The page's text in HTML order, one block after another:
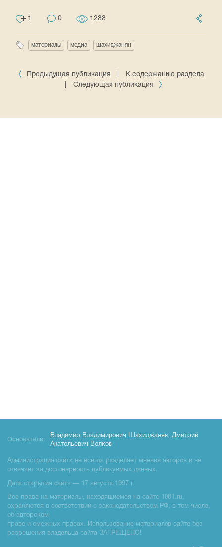
1 0 1288
материалы медиа шахиджанян
Предыдущая публикация
К содержанию раздела
Следующая публикация
Основатели:
Владимир Владимирович Шахиджанян, Дмитрий
Анатольевич Волков
Администрация сайта не всегда разделяет мнения авторов и не
отвечает за достоверность публикуемых данных.
Дата открытия сайта — 17 августа 1997 г.
Все права на материалы, находящиемся на сайте 1001.ru,
охраняются в соответствии с законодательством РФ, в том числе,
об авторском
праве и смежных правах. Использование материалов сайте без
разрешения владельца сайта ЗАПРЕЩЕНО!